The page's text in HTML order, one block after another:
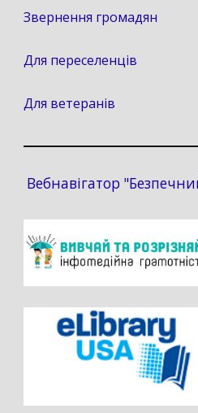
Звернення громадян
Для переселенців
Для ветеранів
Вебнавігатор